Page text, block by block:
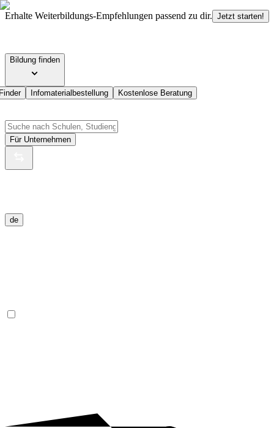
Erhalte Weiterbildungs-Empfehlungen passend zu dir. Jetzt starten!
Bildung finden
Infomaterialbestellung Kostenlose Beratung
Für Unternehmen
de